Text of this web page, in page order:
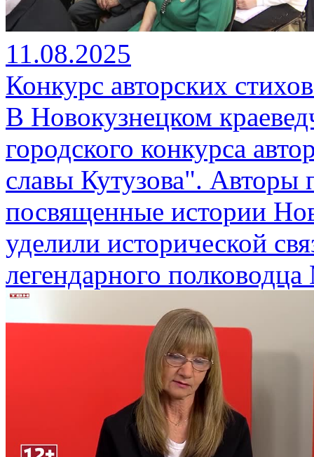
11.08.2025
Конкурс авторских
В Новокузнецком
городского конкурса
славы Кутузова". Авторы
посвященные истории
уделили исторической
легендарного